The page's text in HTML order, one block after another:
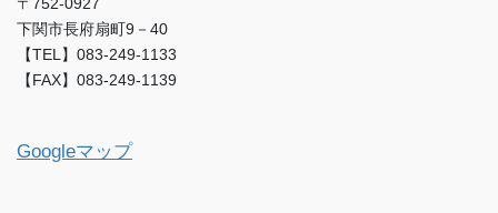
下関市長府扇町9－40
【TEL】083-249-1133
【FAX】083-249-1139
Googleマップ